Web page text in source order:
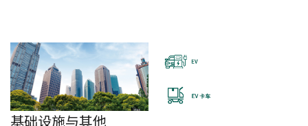
基础设施与其他